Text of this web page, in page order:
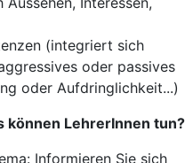
(integriert sich
oder passives
oder Aufdringlichkeit...)
können LehrerInnen tun?
Informieren Sie sich